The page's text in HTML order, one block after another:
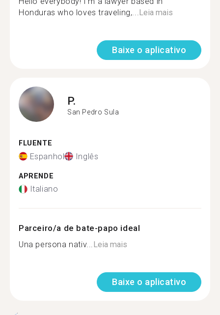
Honduras who loves traveling,...Leia mais
Baixe o aplicativo
P.
San Pedro Sula
FLUENTE
Espanhol Inglês
APRENDE
Italiano
Parceiro/a de bate-papo ideal
Una persona nativ...Leia mais
Baixe o aplicativo